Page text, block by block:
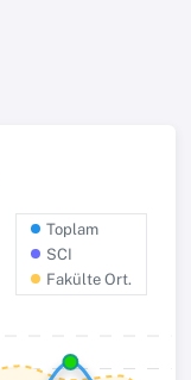
Toplam
SCI
Fakülte Ort.